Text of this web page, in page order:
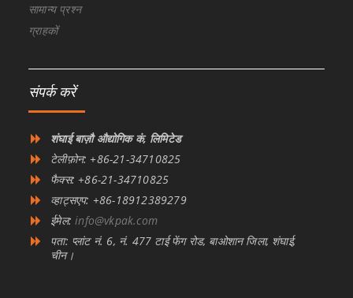
सामान्य प्रश्न
ग्राहकों
संपर्क करें
शंघाई बाज़ौ औद्योगिक कं, लिमिटेड
टेलीफ़ोन: +86-21-34710825
फैक्स: +86-21-34710825
व्हाट्सएप: +86-18912389279
ईमेल:info@vkpak.com
पता: प्लांट नं. 6, नं. 477 टाई फेंग रोड, बाओशान जिला, शंघाई,
चीन।